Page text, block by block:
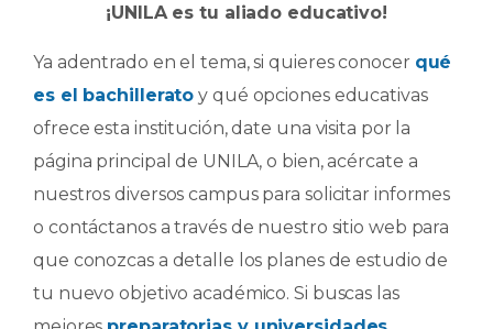
¡UNILA es tu aliado educativo!
Ya adentrado en el tema, si quieres conocer qué
es el bachillerato y qué opciones educativas
ofrece esta institución, date una visita por la
página principal de UNILA, o bien, acércate a
nuestros diversos campus para solicitar informes
o contáctanos a través de nuestro sitio web para
que conozcas a detalle los planes de estudio de
tu nuevo objetivo académico. Si buscas las